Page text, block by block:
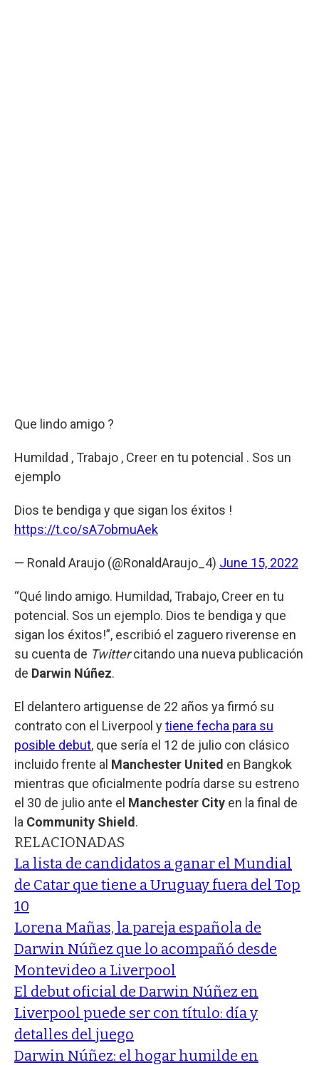
Que lindo amigo ?
Humildad , Trabajo , Creer en tu potencial . Sos un
ejemplo
Dios te bendiga y que sigan los éxitos !
https://t.co/sA7obmuAek
— Ronald Araujo (@RonaldAraujo_4) June 15, 2022
“Qué lindo amigo. Humildad, Trabajo, Creer en tu
potencial. Sos un ejemplo. Dios te bendiga y que
sigan los éxitos!”, escribió el zaguero riverense en
su cuenta de Twittercitando una nueva publicación
de Darwin Núñez.
El delantero artiguense de 22 años ya firmó su
contrato con el Liverpool ytiene fecha para su
posible debut, que sería el 12 de julio con clásico
incluido frente al Manchester United en Bangkok
mientras que oficialmente podría darse su estreno
el 30 de julio ante el Manchester City en la final de
la Community Shield .
RELACIONADAS
La lista de candidatos a ganar el Mundial
de Catar que tiene a Uruguay fuera del Top
10
Lorena Mañas, la pareja española de
Darwin Núñez que lo acompañó desde
Montevideo a Liverpool
El debut oficial de Darwin Núñez en
Liverpool puede ser con título: día y
detalles del juego
Darwin Núñez: el hogar humilde en